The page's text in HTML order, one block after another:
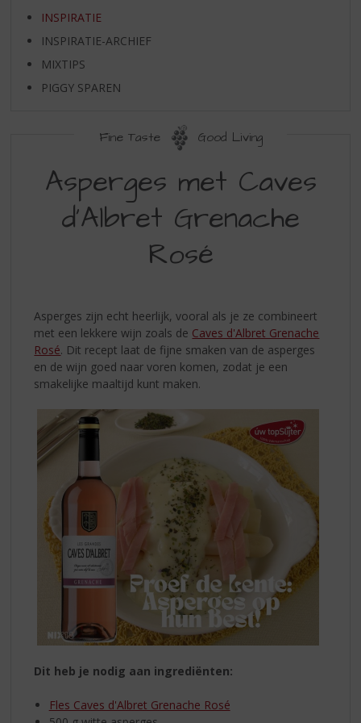
INSPIRATIE
INSPIRATIE-ARCHIEF
MIXTIPS
PIGGY SPAREN
Fine Taste Good Living
Asperges met Caves
d'Albret Grenache
Rosé
Asperges zijn echt heerlijk, vooral als je ze combineert
met een lekkere wijn zoals de Caves d'Albret Grenache
Rosé. Dit recept laat de fijne smaken van de asperges
en de wijn goed naar voren komen, zodat je een
smakelijke maaltijd kunt maken.
Dit heb je nodig aan ingrediënten:
Fles Caves d'Albret Grenache Rosé